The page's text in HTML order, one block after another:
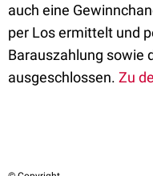
auch eine
per Los ermittelt und
Barauszahlung sowie
ausgeschlossen. Zu